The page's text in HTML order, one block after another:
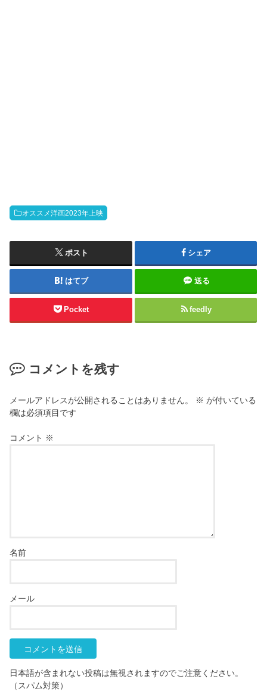
オススメ洋画2023年上映
ポスト シェア
はてブ 送る
Pocket feedly
コメントを残す
メールアドレスが公開されることはありません。 ※ が付いている
欄は必須項目です
コメント ※
名前
メール
日本語が含まれない投稿は無視されますのでご注意ください。
（スパム対策）